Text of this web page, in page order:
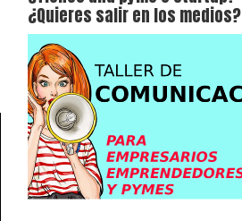
¿Quieres salir en los medios?